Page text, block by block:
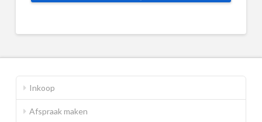
Inkoop
Afspraak maken